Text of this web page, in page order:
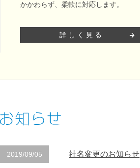
かかわらず、柔軟に対応します。
詳しく見る
2019/09/05 社名変更のお知らせ